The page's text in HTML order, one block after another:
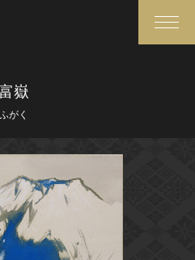
詳細検索
媒体資料・関連記事等
嶽
ふがく